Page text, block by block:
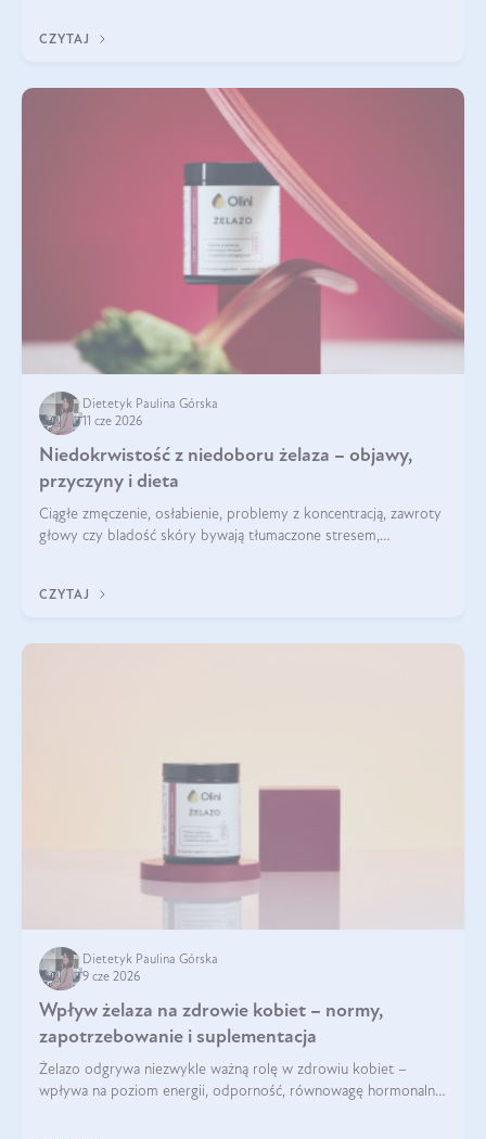
CZYTAJ
Dietetyk Paulina Górska
11 cze 2026
Niedokrwistość z niedoboru żelaza – objawy,
przyczyny i dieta
Ciągłe zmęczenie, osłabienie, problemy z koncentracją, zawroty
głowy czy bladość skóry bywają tłumaczone stresem,
CZYTAJ
Dietetyk Paulina Górska
9 cze 2026
Wpływ żelaza na zdrowie kobiet – normy,
zapotrzebowanie i suplementacja
Żelazo odgrywa niezwykle ważną rolę w zdrowiu kobiet –
wpływa na poziom energii, odporność, równowagę hormonalną